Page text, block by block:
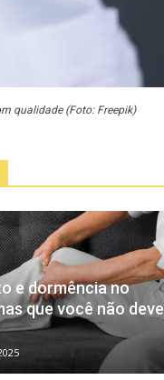
qualidade (Foto: Freepik)
e dormência no
que você não deve